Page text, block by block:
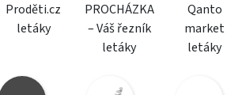
Proděti.cz
letáky
PROCHÁZKA
– Váš řezník
letáky
Qanto
market
letáky